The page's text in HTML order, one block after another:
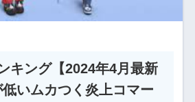
キング【2024年4月最新
いムカつく炎上コマー